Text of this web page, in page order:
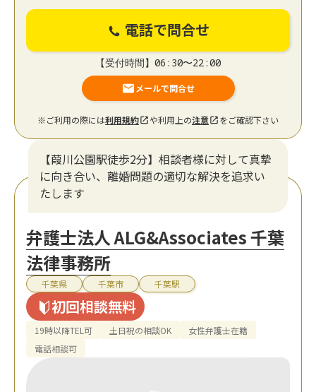
電話で問合せ
【受付時間】06:30〜22:00
メールで問合せ
※ご利用の際には利用規約 や利用上の注意 をご確認下さい
【葭川公園駅徒歩2分】相談者様に対して真摯
に向き合い、離婚問題の適切な解決を追求い
たします
弁護士法人 ALG&Associates 千葉
法律事務所
千葉県 千葉市 千葉駅
初回相談無料
19時以降TEL可 土日祝の相談OK
女性弁護士在籍
電話相談可